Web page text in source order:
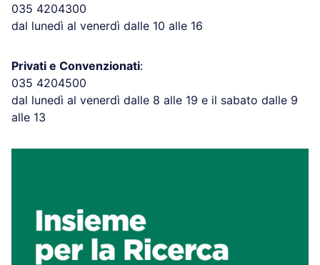
035 4204300
dal lunedì al venerdì dalle 10 alle 16
Privati e Convenzionati:
035 4204500
dal lunedì al venerdì dalle 8 alle 19 e il sabato dalle 9
alle 13